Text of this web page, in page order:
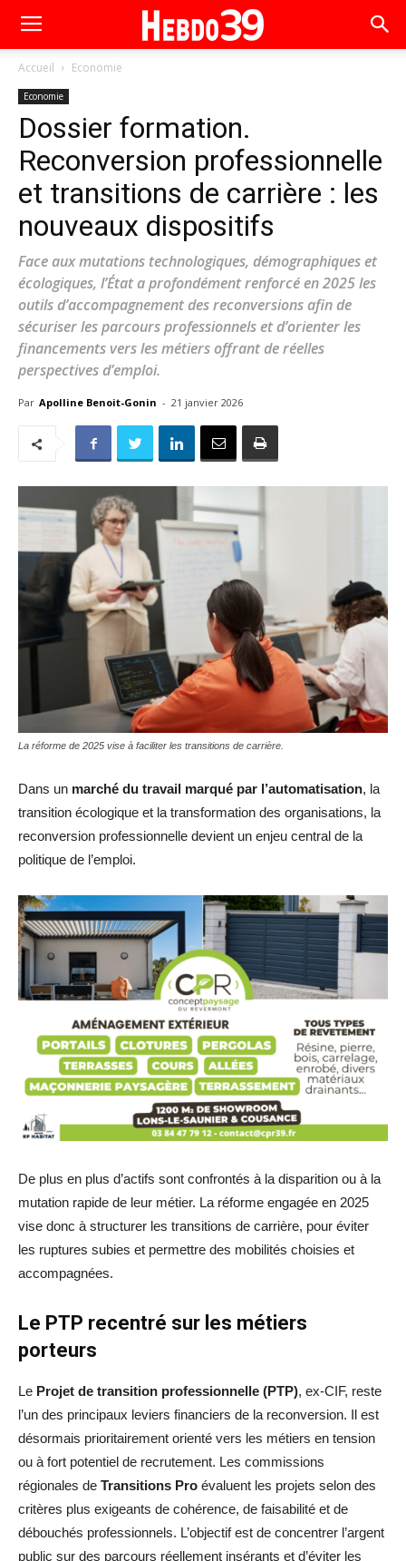
Accueil Economie
Economie
Dossier formation.
Reconversion professionnelle
et transitions de carrière : les
nouveaux dispositifs
Face aux mutations technologiques, démographiques et
écologiques, l’État a profondément renforcé en 2025 les
outils d’accompagnement des reconversions afin de
sécuriser les parcours professionnels et d’orienter les
financements vers les métiers offrant de réelles
perspectives d’emploi.
Par Apolline Benoit-Gonin - 21 janvier 2026
La réforme de 2025 vise à faciliter les transitions de carrière.
Dans un marché du travail marqué par l’automatisation, la
transition écologique et la transformation des organisations, la
reconversion professionnelle devient un enjeu central de la
politique de l’emploi.
De plus en plus d’actifs sont confrontés à la disparition ou à la
mutation rapide de leur métier. La réforme engagée en 2025
vise donc à structurer les transitions de carrière, pour éviter
les ruptures subies et permettre des mobilités choisies et
accompagnées.
Le PTP recentré sur les métiers
porteurs
Le Projet de transition professionnelle (PTP), ex-CIF, reste
l’un des principaux leviers financiers de la reconversion. Il est
désormais prioritairement orienté vers les métiers en tension
ou à fort potentiel de recrutement. Les commissions
régionales de Transitions Pro évaluent les projets selon des
critères plus exigeants de cohérence, de faisabilité et de
débouchés professionnels. L’objectif est de concentrer l’argent
public sur des parcours réellement insérants et d’éviter les